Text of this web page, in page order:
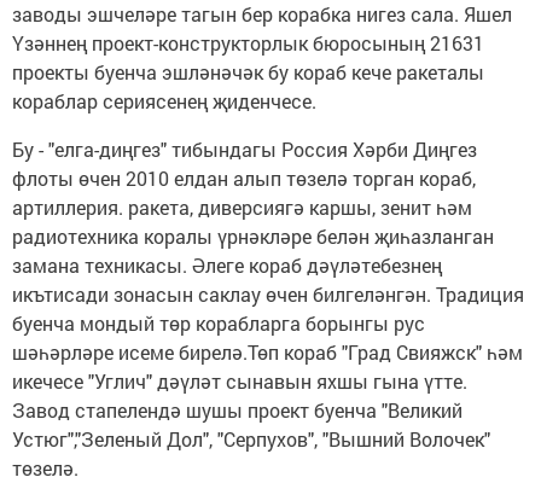
заводы эшчеләре тагын бер корабка нигез сала. Яшел
Үзәннең проект-конструкторлык бюросының 21631
проекты буенча эшләнәчәк бу кораб кече ракеталы
кораблар сериясенең җиденчесе.
Бу - "елга-диңгез" тибындагы Россия Хәрби Диңгез
флоты өчен 2010 елдан алып төзелә торган кораб,
артиллерия. ракета, диверсиягә каршы, зенит һәм
радиотехника коралы үрнәкләре белән җиһазланган
замана техникасы. Әлеге кораб дәүләтебезнең
икътисади зонасын саклау өчен билгеләнгән. Традиция
буенча мондый төр корабларга борынгы рус
шәһәрләре исеме бирелә.Төп кораб "Град Свияжск" һәм
икечесе "Углич" дәүләт сынавын яхшы гына үтте.
Завод стапелендә шушы проект буенча "Великий
Устюг","Зеленый Дол", "Серпухов", "Вышний Волочек"
төзелә.